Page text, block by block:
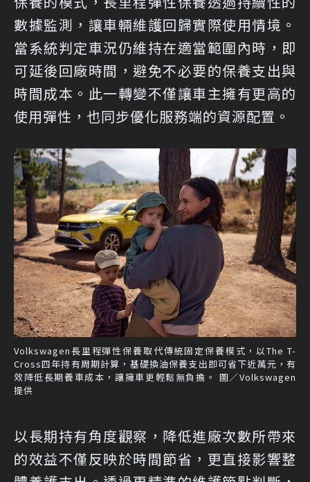
數據監測，讓車輛維護回歸實際使用情境。
當系統判定車況仍維持在適當範圍內時，即
可延後回廠時間，避免不必要的保養支出與
時間成本。此一轉變不僅讓車主擁有更高的
使用彈性，也同步優化服務端的資源配置。
Volkswagen長里程彈性保養取代傳統固定保養模式，以The T-
Cross四年持有周期計算，基礎換油保養支出即可省下近萬元，有
效降低長期養車成本，讓擁車更輕鬆無負擔。 圖／Volkswagen
提供
以長期持有角度觀察，降低進廠次數所帶來
的效益不僅反映於時間節省，更直接影響整